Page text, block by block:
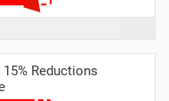
Reductions